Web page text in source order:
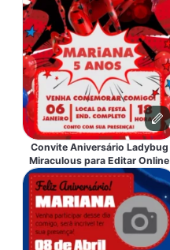
Convite Aniversário Ladybug
Miraculous para Editar Online